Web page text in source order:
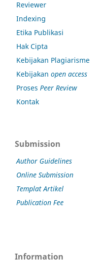
Reviewer
Indexing
Etika Publikasi
Hak Cipta
Kebijakan Plagiarisme
Kebijakan open access
Proses Peer Review
Kontak
Submission
Author Guidelines
Online Submission
Templat Artikel
Publication Fee
Information